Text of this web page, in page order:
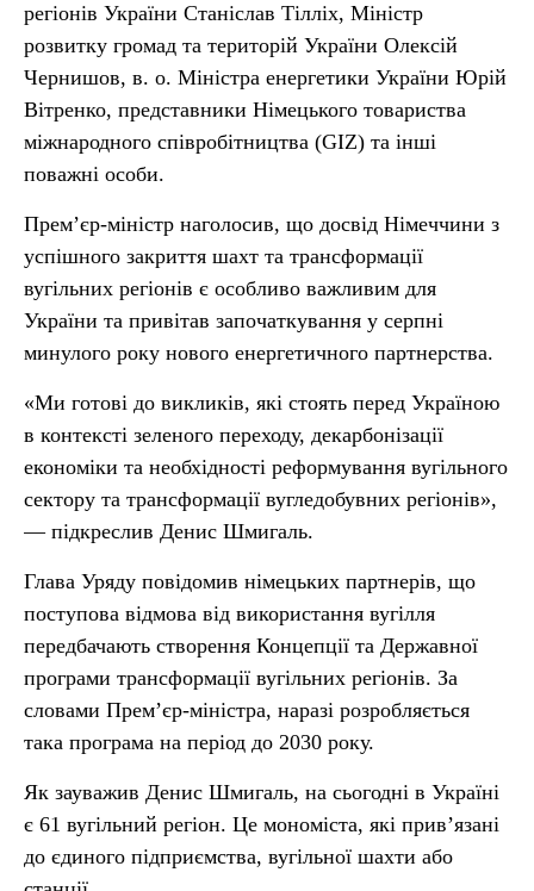
регіонів України Станіслав Тілліх, Міністр
розвитку громад та територій України Олексій
Чернишов, в. о. Міністра енергетики України Юрій
Вітренко, представники Німецького товариства
міжнародного співробітництва (GIZ) та інші
поважні особи.
Прем’єр-міністр наголосив, що досвід Німеччини з
успішного закриття шахт та трансформації
вугільних регіонів є особливо важливим для
України та привітав започаткування у серпні
минулого року нового енергетичного партнерства.
«Ми готові до викликів, які стоять перед Україною
в контексті зеленого переходу, декарбонізації
економіки та необхідності реформування вугільного
сектору та трансформації вугледобувних регіонів»,
— підкреслив Денис Шмигаль.
Глава Уряду повідомив німецьких партнерів, що
поступова відмова від використання вугілля
передбачають створення Концепції та Державної
програми трансформації вугільних регіонів. За
словами Прем’єр-міністра, наразі розробляється
така програма на період до 2030 року.
Як зауважив Денис Шмигаль, на сьогодні в Україні
є 61 вугільний регіон. Це мономіста, які прив’язані
до єдиного підприємства, вугільної шахти або